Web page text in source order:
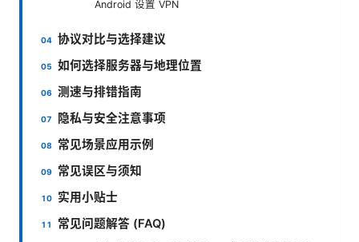
Android 设置 VPN
协议对比与选择建议
如何选择服务器与地理位置
测速与排错指南
隐私与安全注意事项
常见场景应用示例
常见误区与须知
实用小贴士
常见问题解答 (FAQ)